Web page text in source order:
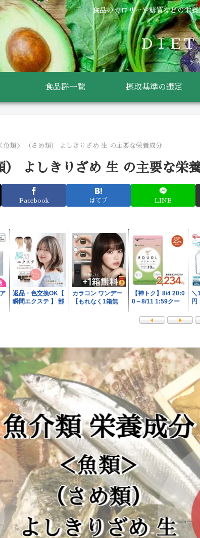
食品のカロリーや糖質などの栄
ＤＩＥ
食品群一覧 摂取基準の選定
魚類＞ （さめ類） よしきりざめ 生 の主要な栄養成分
） よしきりざめ 生 の主要な栄
Facebook はてブ LINE